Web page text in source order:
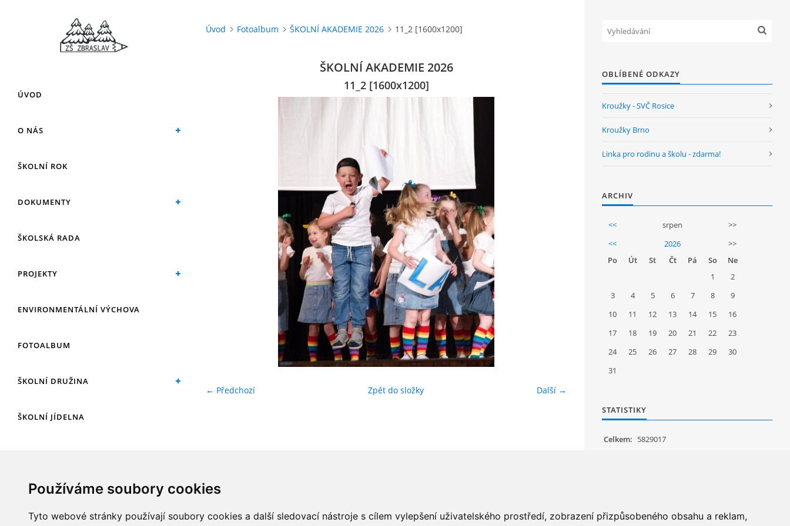
Používáme soubory cookies
Tyto webové stránky používají soubory cookies a další sledovací nástroje s cílem vylepšení uživatelského prostředí, zobrazení přizpůsobeného obsahu a reklam,
ÚVOD
O NÁS
ŠKOLNÍ ROK
DOKUMENTY
ŠKOLSKÁ RADA
PROJEKTY
ENVIRONMENTÁLNÍ VÝCHOVA
FOTOALBUM
ŠKOLNÍ DRUŽINA
ŠKOLNÍ JÍDELNA
KROUŽKY
Úvod Fotoalbum ŠKOLNÍ AKADEMIE 2026 11_2 [1600x1200]
ŠKOLNÍ AKADEMIE 2026
11_2 [1600x1200]
← Předchozí Další →
Zpět do složky
OBLÍBENÉ ODKAZY
Kroužky - SVČ Rosice
Kroužky Brno
Linka pro rodinu a školu - zdarma!
ARCHIV
<< srpen
>>
<<
2026
>>
Po
Út St Čt Pá So
Ne
1
2
3
4 5 6 7 8
9
10
11 12 13 14 15
16
17
18 19 20 21 22
23
24
25 26 27 28 29
30
31
STATISTIKY
Celkem: 5829017